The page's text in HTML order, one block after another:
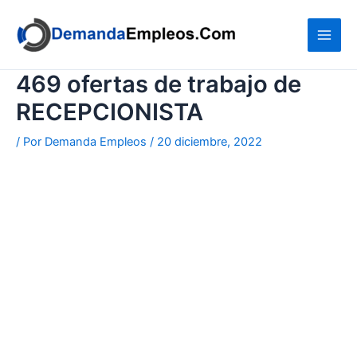
contenido
469 ofertas de trabajo de
RECEPCIONISTA
/ Por Demanda Empleos / 20 diciembre, 2022